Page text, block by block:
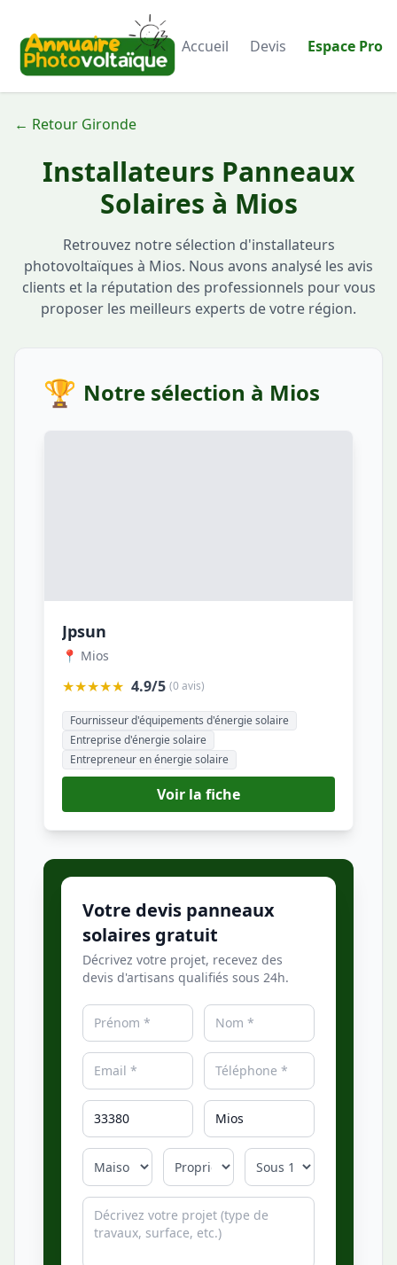
Accueil Devis Espace Pro
← Retour Gironde
Installateurs Panneaux
Solaires à Mios
Retrouvez notre sélection d'installateurs
photovoltaïques à Mios. Nous avons analysé les avis
clients et la réputation des professionnels pour vous
proposer les meilleurs experts de votre région.
🏆 Notre sélection à Mios
Jpsun
📍 Mios
★★★★★ 4.9/5 (0 avis)
Fournisseur d'équipements d'énergie solaire
Entreprise d'énergie solaire
Entrepreneur en énergie solaire
Voir la fiche
Votre devis panneaux
solaires gratuit
Décrivez votre projet, recevez des
devis d'artisans qualifiés sous 24h.